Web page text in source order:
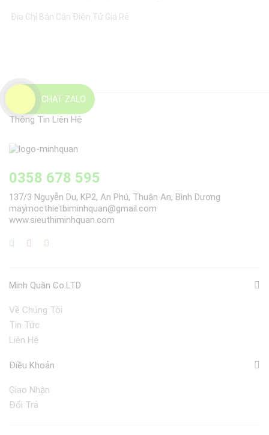
Địa Chỉ Bán Cân Điện Tử Giá Rẻ
CHAT ZALO
Thông Tin Liên Hệ
0358 678 595
137/3 Nguyễn Du, KP2, An Phú, Thuận An, Bình Dương
maymocthietbiminhquan@gmail.com
www.sieuthiminhquan.com
Minh Quân Co.LTD
Về Chúng Tôi
Tin Tức
Liên Hệ
Điều Khoản
Giao Nhận
Đổi Trả